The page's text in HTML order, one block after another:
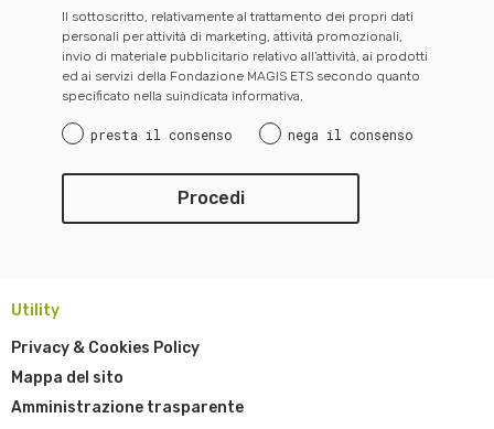
Il sottoscritto, relativamente al trattamento dei propri dati
personali per attività di marketing, attività promozionali,
invio di materiale pubblicitario relativo all’attività, ai prodotti
ed ai servizi della Fondazione MAGIS ETS secondo quanto
specificato nella suindicata informativa,
presta il consenso nega il consenso
Utility
Privacy & Cookies Policy
Mappa del sito
Amministrazione trasparente